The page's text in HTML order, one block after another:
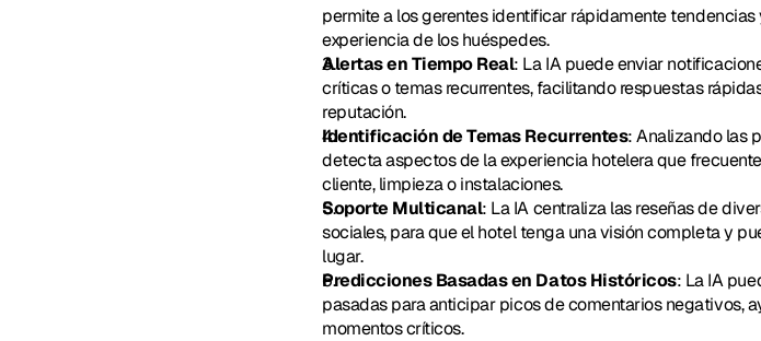
permite a los gerentes identificar rápidamente
experiencia de los huéspedes.
Alertas en Tiempo Real: La IA puede enviar
críticas o temas recurrentes, facilitando respuestas
reputación.
Identificación de Temas Recurrentes: Analizando las
detecta aspectos de la experiencia hotelera que
cliente, limpieza o instalaciones.
Soporte Multicanal: La IA centraliza las reseñas de
sociales, para que el hotel tenga una visión completa y
lugar.
Predicciones Basadas en Datos Históricos: La IA
pasadas para anticipar picos de comentarios negativos,
momentos críticos.